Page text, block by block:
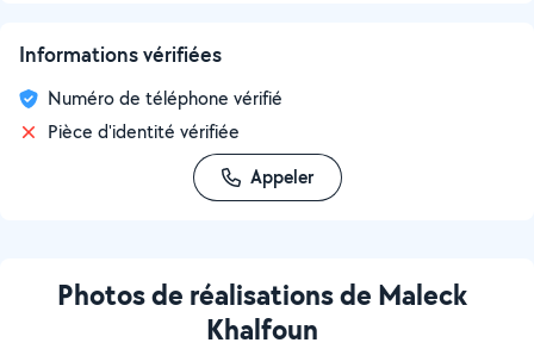
Informations vérifiées
Numéro de téléphone vérifié
Pièce d'identité vérifiée
Appeler
Photos de réalisations de Maleck
Khalfoun